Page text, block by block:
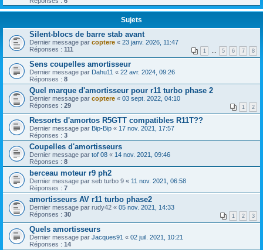
Sujets
Silent-blocs de barre stab avant
Dernier message par coptere « 23 janv. 2026, 11:47
Réponses : 111 1 5 6 7 8
Sens coupelles amortisseur
Dernier message par Dahu11 « 22 avr. 2024, 09:26
Réponses : 8
Quel marque d'amortisseur pour r11 turbo phase 2
Dernier message par coptere « 03 sept. 2022, 04:10
Réponses : 29 1 2
Ressorts d'amortos R5GTT compatibles R11T??
Dernier message par Bip-Bip « 17 nov. 2021, 17:57
Réponses : 3
Coupelles d'amortisseurs
Dernier message par tof 08 « 14 nov. 2021, 09:46
Réponses : 8
berceau moteur r9 ph2
Dernier message par seb turbo 9 « 11 nov. 2021, 06:58
Réponses : 7
amortisseurs AV r11 turbo phase2
Dernier message par rudy42 « 05 nov. 2021, 14:33
Réponses : 30 1 2 3
Quels amortisseurs
Dernier message par Jacques91 « 02 juil. 2021, 10:21
Réponses : 14